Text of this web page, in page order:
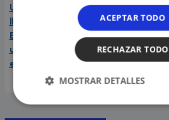
Una Noche de Salsa 15
llega por primera vez al
Estadio San Marcos con
una lluvia cargada de
estrellas de la música
ACEPTAR TODO
RECHAZAR TODO
MOSTRAR DETALLES